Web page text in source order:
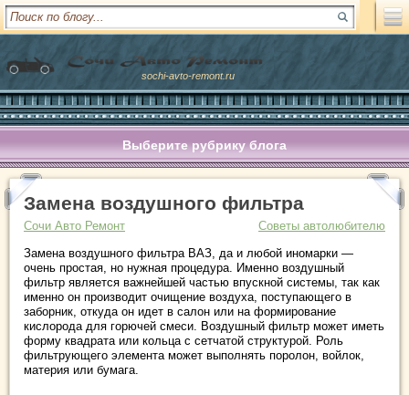
sochi-avto-remont.ru
Выберите рубрику блога
Замена воздушного фильтра
Сочи Авто Ремонт
Советы автолюбителю
Замена воздушного фильтра ВАЗ, да и любой иномарки —
очень простая, но нужная процедура. Именно воздушный
фильтр является важнейшей частью впускной системы, так как
именно он производит очищение воздуха, поступающего в
заборник, откуда он идет в салон или на формирование
кислорода для горючей смеси. Воздушный фильтр может иметь
форму квадрата или кольца с сетчатой структурой. Роль
фильтрующего элемента может выполнять поролон, войлок,
материя или бумага.